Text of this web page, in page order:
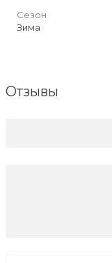
Сезон
Зима
Отзывы